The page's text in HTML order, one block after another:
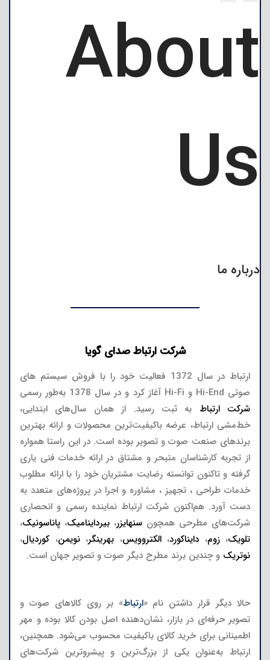
About
Us
درباره ما
شرکت ارتباط صدای گویا
ارتباط در سال 1372 فعالیت خود را با فروش سیستم های
صوتی Hi-End و Hi-Fi آغاز کرد و در سال 1378 به‌طور رسمی
شرکت ارتباط به ثبت رسید. از همان سال‌های ابتدایی،
خط‌مشی ارتباط، عرضه باکیفیت‌ترین محصولات و ارائه بهترین
برندهای صنعت صوت و تصویر بوده است. در این راستا همواره
از تجربه کارشناسان متبحر و مشتاق در ارائه خدمات فنی یاری
گرفته و تاکنون توانسته رضایت مشتریان خود را با ارائه مطلوب
خدمات طراحی ، تجهیز ، مشاوره و اجرا در پروژه‌های متعدد به
دست آورد. هم‌اکنون شرکت ارتباط نماینده رسمی و انحصاری
شرکت‌های مطرحی همچون سنهایزر، بیرداینامیک، پاناسونیک،
تلویک،زوم، دایناکورد،الکتروویس، بهرینگر،نویمن، کوردیال،
نوتریک و چندین برند مطرح دیگر صوت و تصویر جهان است.
حالا دیگر قرار داشتن نام «ارتباط» بر روی کالاهای صوت و
تصویر حرفه‌ای در بازار، نشان‌دهنده اصل بودن کالا بوده و مهر
اطمینانی برای خرید کالای باکیفیت محسوب می‌شود. همچنین،
ارتباط به‌عنوان یکی از بزرگ‌ترین و پیشروترین شرکت‌های